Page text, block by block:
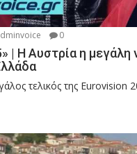
0
| Η Αυστρία η μεγάλη
τελικός της Eurovision